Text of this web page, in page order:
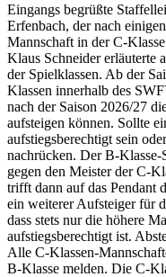
Eingangs begrüßte
Erfenbach, der nach
Mannschaft in der C-
Klaus Schneider erläuterte
der Spielklassen. Ab der
Klassen innerhalb des
nach der Saison 2026/27
aufsteigen können. Sollte
aufstiegsberechtigt sein
nachrücken. Der B-Klasse-
gegen den Meister der C-
trifft dann auf das Pendant
ein weiterer Aufsteiger für
dass stets nur die höhere
aufstiegsberechtigt ist.
Alle C-Klassen-
B-Klasse melden. Die C-